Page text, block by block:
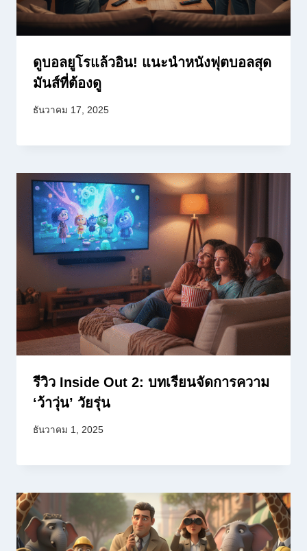
ดูบอลยูโรแล้วอิน! แนะนำหนังฟุตบอลสุด
มันส์ที่ต้องดู
ธันวาคม 17, 2025
รีวิว Inside Out 2: บทเรียนจัดการความ
‘ว้าวุ่น’ วัยรุ่น
ธันวาคม 1, 2025